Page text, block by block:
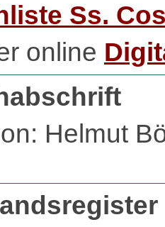
Ss.
online
Helmut